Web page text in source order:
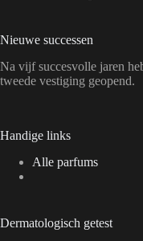
Nieuwe successen
Na vijf succesvolle jaren
tweede vestiging geopend.
Handige links
Alle parfums
Dermatologisch getest